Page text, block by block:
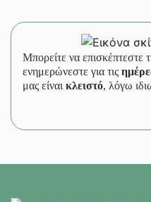
Μπορείτε να επισκέπτεστε
ενημερώνεστε για τις
μας είναι κλειστό, λόγω